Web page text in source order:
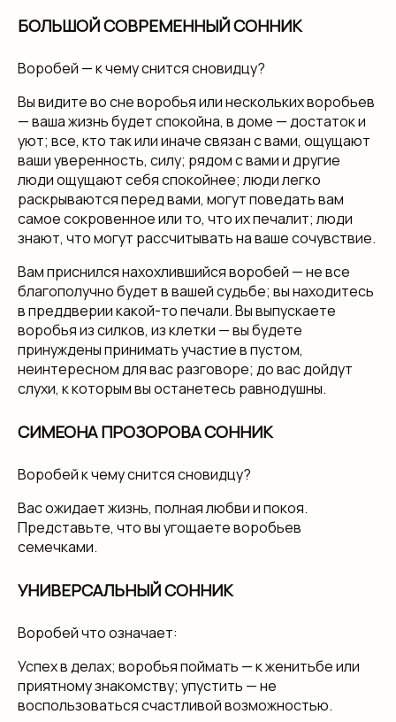
БОЛЬШОЙ СОВРЕМЕННЫЙ СОННИК
Воробей — к чему снится сновидцу?
Вы видите во сне воробья или нескольких воробьев
— ваша жизнь будет спокойна, в доме — достаток и
уют; все, кто так или иначе связан с вами, ощущают
ваши уверенность, силу; рядом с вами и другие
люди ощущают себя спокойнее; люди легко
раскрываются перед вами, могут поведать вам
самое сокровенное или то, что их печалит; люди
знают, что могут рассчитывать на ваше сочувствие.
Вам приснился нахохлившийся воробей — не все
благополучно будет в вашей судьбе; вы находитесь
в преддверии какой-то печали. Вы выпускаете
воробья из силков, из клетки — вы будете
принуждены принимать участие в пустом,
неинтересном для вас разговоре; до вас дойдут
слухи, к которым вы останетесь равнодушны.
СИМЕОНА ПРОЗОРОВА СОННИК
Воробей к чему снится сновидцу?
Вас ожидает жизнь, полная любви и покоя.
Представьте, что вы угощаете воробьев
семечками.
УНИВЕРСАЛЬНЫЙ СОННИК
Воробей что означает:
Успех в делах; воробья поймать — к женитьбе или
приятному знакомству; упустить — не
воспользоваться счастливой возможностью.